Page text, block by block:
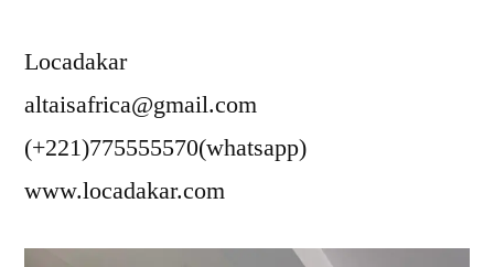
Locadakar
altaisafrica@gmail.com
(+221)775555570(whatsapp)
www.locadakar.com